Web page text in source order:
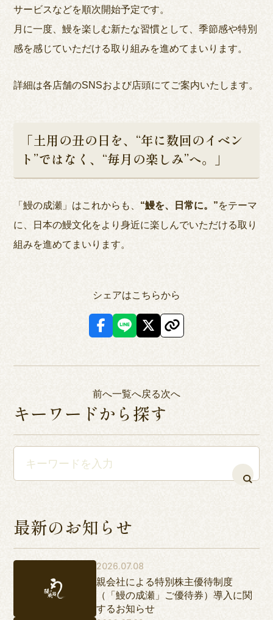
サービスなどを順次開始予定です。
月に一度、鰻を楽しむ新たな習慣として、季節感や特別
感を感じていただける取り組みを進めてまいります。
詳細は各店舗のSNSおよび店頭にてご案内いたします。
「土用の丑の日を、“年に数回のイベン
ト”ではなく、“毎月の楽しみ”へ。」
「鰻の成瀬」はこれからも、 “鰻を、日常に。”をテーマ
に、日本の鰻文化をより身近に楽しんでいただける取り
組みを進めてまいります。
シェアはこちらから
前へ一覧へ戻る次へ
キーワードから探す
最新のお知らせ
2026.07.08
親会社による特別株主優待制度
（「鰻の成瀬」ご優待券）導入に関
するお知らせ